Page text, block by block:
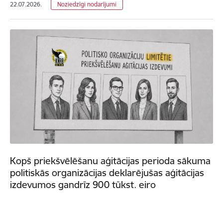
22.07.2026. Noziedzīgi nodarījumi
Kopš priekšvēlēšanu aģitācijas perioda sākuma
politiskās organizācijas deklarējušas aģitācijas
izdevumos gandrīz 900 tūkst. eiro